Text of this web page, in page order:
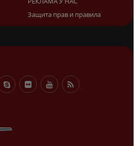
Защита прав и правила